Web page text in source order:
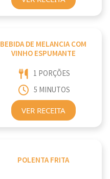
BEBIDA DE MELANCIA COM
VINHO ESPUMANTE
1 PORÇÕES
5 MINUTOS
VER RECEITA
POLENTA FRITA